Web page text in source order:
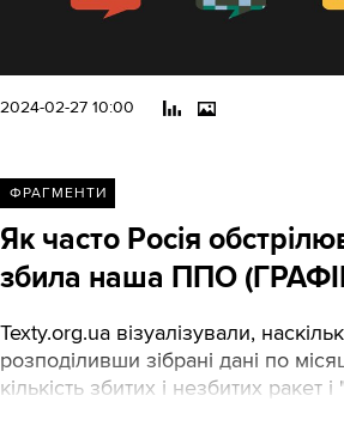
2024-02-27 10:00
ФРАГМЕНТИ
Як часто Росія
збила наша ППО
Texty.org.ua візуалізували,
розподіливши зібрані дані по
кількість збитих і незбитих